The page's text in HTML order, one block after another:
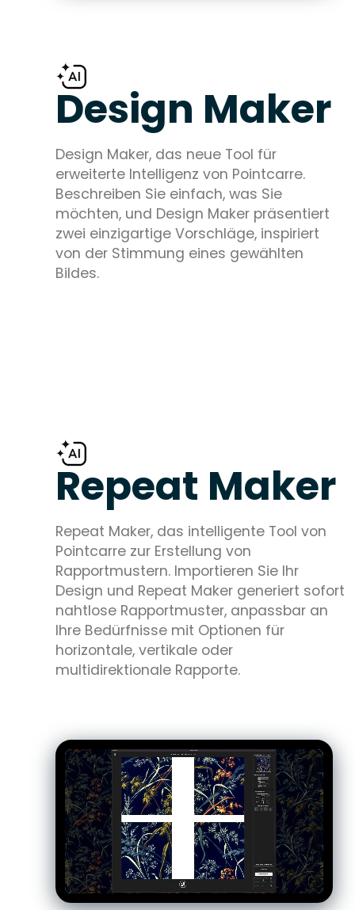
Design Maker
Design Maker, das neue Tool für
erweiterte Intelligenz von Pointcarre.
Beschreiben Sie einfach, was Sie
möchten, und Design Maker präsentiert
zwei einzigartige Vorschläge, inspiriert
von der Stimmung eines gewählten
Bildes.
Repeat Maker
Repeat Maker, das intelligente Tool von
Pointcarre zur Erstellung von
Rapportmustern. Importieren Sie Ihr
Design und Repeat Maker generiert sofort
nahtlose Rapportmuster, anpassbar an
Ihre Bedürfnisse mit Optionen für
horizontale, vertikale oder
multidirektionale Rapporte.